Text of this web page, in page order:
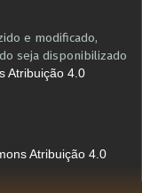
e modificado,
seja disponibilizado
Atribuição 4.0
Atribuição 4.0